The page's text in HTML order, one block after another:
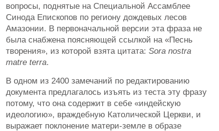
вопросы, поднятые на Специальной Ассамблее
Синода Епископов по региону дождевых лесов
Амазонии. В первоначальной версии эта фраза не
была снабжена поясняющей ссылкой на «Песнь
творения», из которой взята цитата: Sora nostra
matre terra.
В одном из 2400 замечаний по редактированию
документа предлагалось изъять из теста эту фразу
потому, что она содержит в себе «индейскую
идеологию», враждебную Католической Церкви, и
выражает поклонение матери-земле в образе